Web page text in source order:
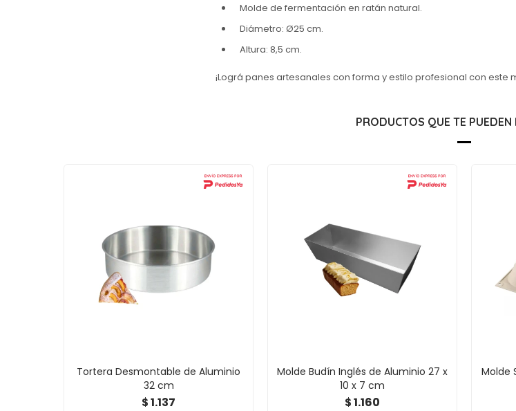
Molde de fermentación en ratán natural.
Diámetro: Ø25 cm.
Altura: 8,5 cm.
¡Lográ panes artesanales con forma y estilo profesional con
PRODUCTOS QUE TE PUEDEN
Tortera Desmontable de Aluminio
32 cm
$1.137
Molde Budín Inglés de Aluminio 27 x
10 x 7 cm
$1.160
Molde